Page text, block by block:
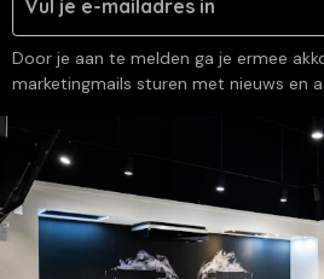
Door je aan te melden ga je ermee
marketingmails sturen met nieuws en